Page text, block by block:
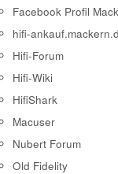
Facebook Profil
hifi-
Hifi-Forum
Hifi-Wiki
HifiShark
Macuser
Nubert Forum
Old Fidelity